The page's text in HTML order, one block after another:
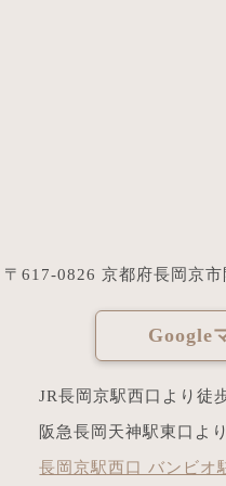
〒617-0826 京都府長岡京
Google
JR長岡京駅西口より徒
阪急長岡天神駅東口よ
長岡京駅西口 バンビオ